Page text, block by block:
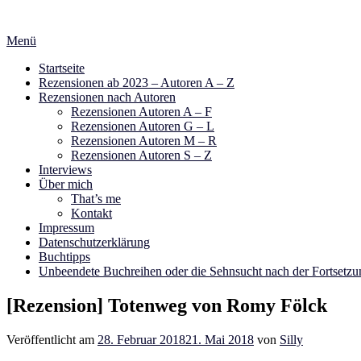
springen
Menü
Startseite
Rezensionen ab 2023 – Autoren A – Z
Rezensionen nach Autoren
Rezensionen Autoren A – F
Rezensionen Autoren G – L
Rezensionen Autoren M – R
Rezensionen Autoren S – Z
Interviews
Über mich
That’s me
Kontakt
Impressum
Datenschutzerklärung
Buchtipps
Unbeendete Buchreihen oder die Sehnsucht nach der
[Rezension] Totenweg von Romy Fölck
Veröffentlicht am 28. Februar 201821. Mai 2018 von Silly